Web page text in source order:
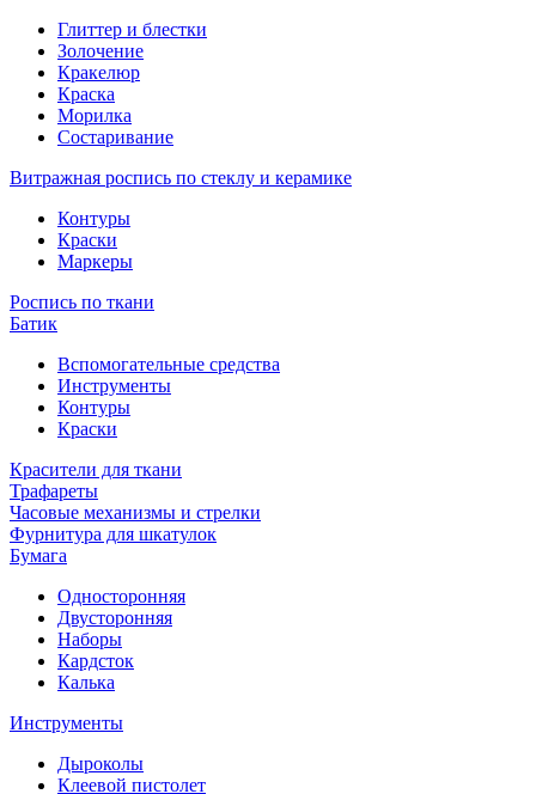
Глиттер и блестки
Золочение
Кракелюр
Краска
Морилка
Состаривание
Витражная роспись по стеклу и керамике
Контуры
Краски
Маркеры
Роспись по ткани
Батик
Вспомогательные средства
Инструменты
Контуры
Краски
Красители для ткани
Трафареты
Часовые механизмы и стрелки
Фурнитура для шкатулок
Бумага
Односторонняя
Двусторонняя
Наборы
Кардсток
Калька
Инструменты
Дыроколы
Клеевой пистолет